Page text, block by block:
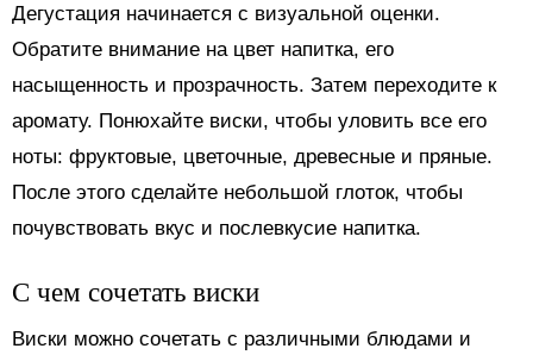
Дегустация начинается с визуальной оценки.
Обратите внимание на цвет напитка, его
насыщенность и прозрачность. Затем переходите к
аромату. Понюхайте виски, чтобы уловить все его
ноты: фруктовые, цветочные, древесные и пряные.
После этого сделайте небольшой глоток, чтобы
почувствовать вкус и послевкусие напитка.
С чем сочетать виски
Виски можно сочетать с различными блюдами и